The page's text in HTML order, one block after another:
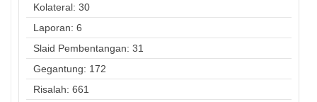
Kolateral: 30
Laporan: 6
Slaid Pembentangan: 31
Gegantung: 172
Risalah: 661